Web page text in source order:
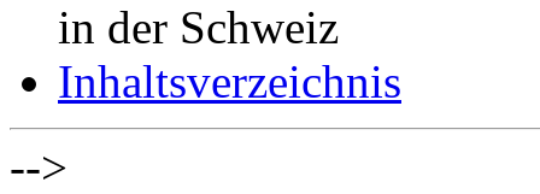
in der Schweiz
Inhaltsverzeichnis
-->